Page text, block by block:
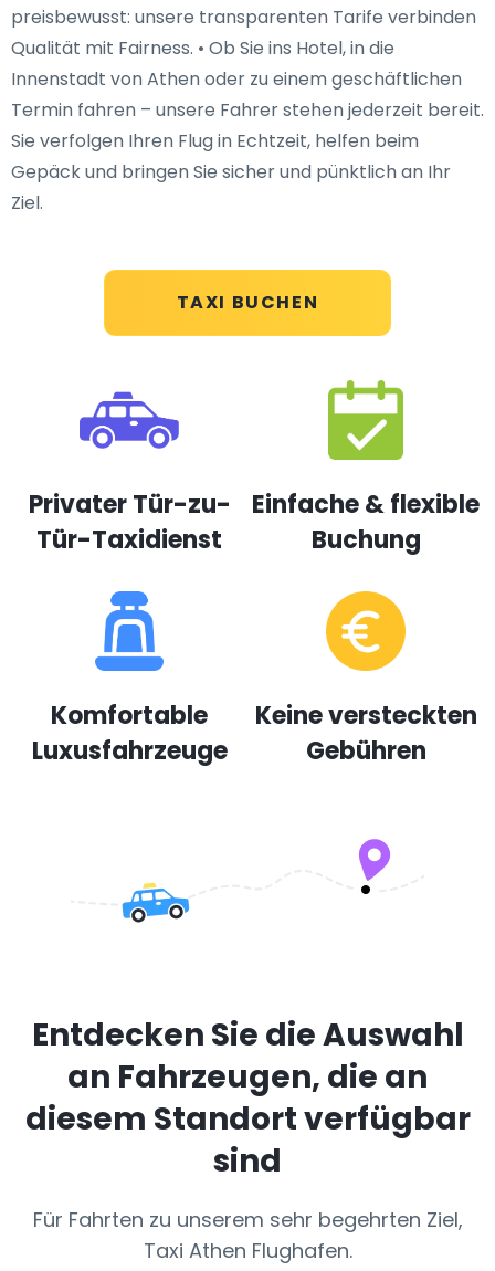
TAXI BUCHEN
preisbewusst: unsere transparenten Tarife verbinden
Qualität mit Fairness. • Ob Sie ins Hotel, in die
Innenstadt von Athen oder zu einem geschäftlichen
Termin fahren – unsere Fahrer stehen jederzeit bereit.
Sie verfolgen Ihren Flug in Echtzeit, helfen beim
Gepäck und bringen Sie sicher und pünktlich an Ihr
Ziel.
Privater Tür-zu-
Tür-Taxidienst
Einfache & flexible
Buchung
Komfortable
Luxusfahrzeuge
Keine versteckten
Gebühren
Entdecken Sie die Auswahl
an Fahrzeugen, die an
diesem Standort verfügbar
sind
Für Fahrten zu unserem sehr begehrten Ziel,
Taxi Athen Flughafen.